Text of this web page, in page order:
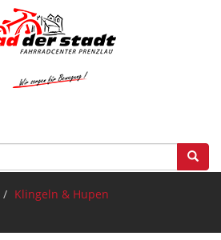
Klingeln & Hupen